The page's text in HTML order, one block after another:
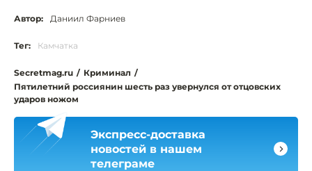
Автор: Даниил Фарниев
Тег: Камчатка
Secretmag.ru / Криминал /
Пятилетний россиянин шесть раз увернулся от отцовских
ударов ножом
Экспресс-доставка
новостей в нашем
телеграме